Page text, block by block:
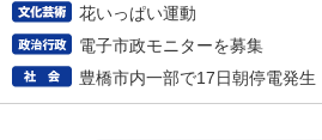
花いっぱい運動
電子市政モニターを募集
豊橋市内一部で17日朝停電発生